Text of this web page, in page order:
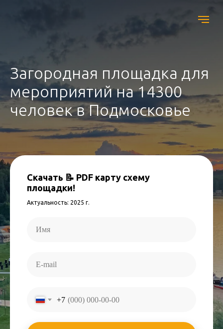
Загородная площадка для
мероприятий на 14300
человек в Подмосковье
Скачать 📝 PDF карту схему
площадки!
Актуальность: 2025 г.
+7